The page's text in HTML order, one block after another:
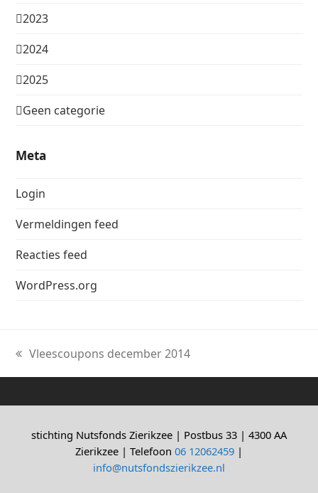
2023
2024
2025
Geen categorie
Meta
Login
Vermeldingen feed
Reacties feed
WordPress.org
previous
post:
Vleescoupons december 2014
stichting Nutsfonds Zierikzee | Postbus 33 | 4300 AA
Zierikzee | Telefoon 06 12062459 |
info@nutsfondszierikzee.nl